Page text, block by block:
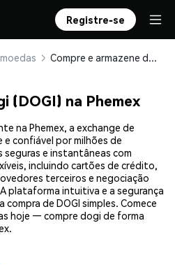
Registre-se
Compre e armazene dogi (DOGI) com segurança
(DOGI) na Phemex
na Phemex, a exchange de
confiável por milhões de
e instantâneas com
incluindo cartões de crédito,
terceiros e negociação
plataforma intuitiva e a segurança
de DOGI simples. Comece
hoje — compre dogi de forma